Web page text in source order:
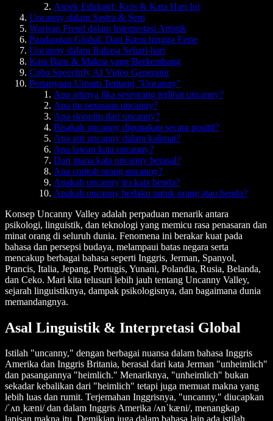
Aspek Edukatif: Kuis & Kata Hari Ini
Uncanny dalam Sastra & Seni
Warisan Freud dalam Interpretasi Artistik
Pandangan Global: Dari Kæni hingga Eerie
Uncanny dalam Bahasa Sehari-hari
Kata Baru & Makna yang Berkembang
Coba Speechify AI Video Generator
Pertanyaan Umum Tentang "Uncanny"
Apa artinya jika seseorang terlihat uncanny?
Apa itu perasaan uncanny?
Apa sinonim dari uncanny?
Bisakah uncanny digunakan secara positif?
Apa arti uncanny dalam kalimat?
Apa lawan kata uncanny?
Dari mana kata uncanny berasal?
Apa contoh orang uncanny?
Apakah uncanny itu kata benda?
Apakah uncanny berlaku untuk orang atau benda?
Konsep Uncanny Valley adalah perpaduan menarik antara
psikologi, linguistik, dan teknologi yang memicu rasa penasaran dan
minat orang di seluruh dunia. Fenomena ini berakar kuat pada
bahasa dan persepsi budaya, melampaui batas negara serta
mencakup berbagai bahasa seperti Inggris, Jerman, Spanyol,
Prancis, Italia, Jepang, Portugis, Yunani, Polandia, Rusia, Belanda,
dan Ceko. Mari kita telusuri lebih jauh tentang Uncanny Valley,
sejarah linguistiknya, dampak psikologisnya, dan bagaimana dunia
memandangnya.
Asal Linguistik & Interpretasi Global
Istilah "uncanny," dengan berbagai nuansa dalam bahasa Inggris
Amerika dan Inggris Britania, berasal dari kata Jerman "unheimlich"
dan pasangannya "heimlich." Menariknya, "unheimlich" bukan
sekadar kebalikan dari "heimlich" tetapi juga memuat makna yang
lebih luas dan rumit. Terjemahan Inggrisnya, "uncanny," diucapkan
/ˈʌnˌkæni/ dan dalam Inggris Amerika /ʌnˈkæni/, menangkap